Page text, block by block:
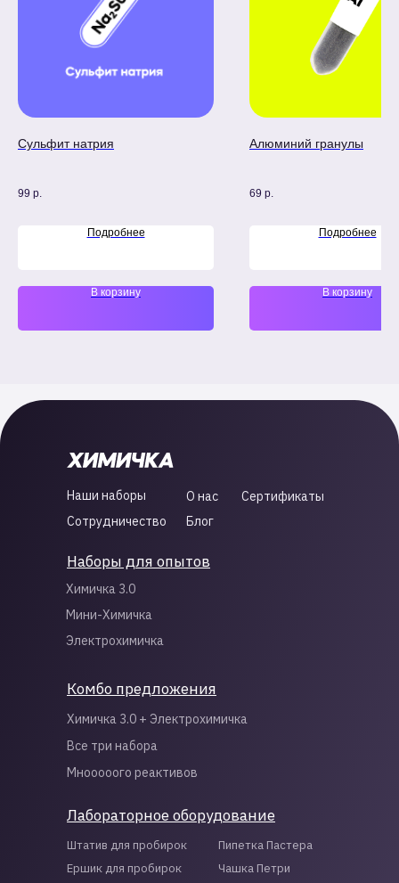
Сульфит натрия
99 р.
Подробнее
В корзину
Алюминий гранулы
69 р.
Подробнее
В корзину
Блог
Сотрудничество
Сертификаты
О нас
Химичка 3.0 + Электрохимичка
Все три набора
Мнооооого реактивов
Штатив для пробирок
Ершик для пробирок
Пипетка Пастера
Чашка Петри
Наши наборы
Лабораторное оборудование
Наборы для опытов
Комбо предложения
Химичка 3.0
Мини-Химичка
Электрохимичка